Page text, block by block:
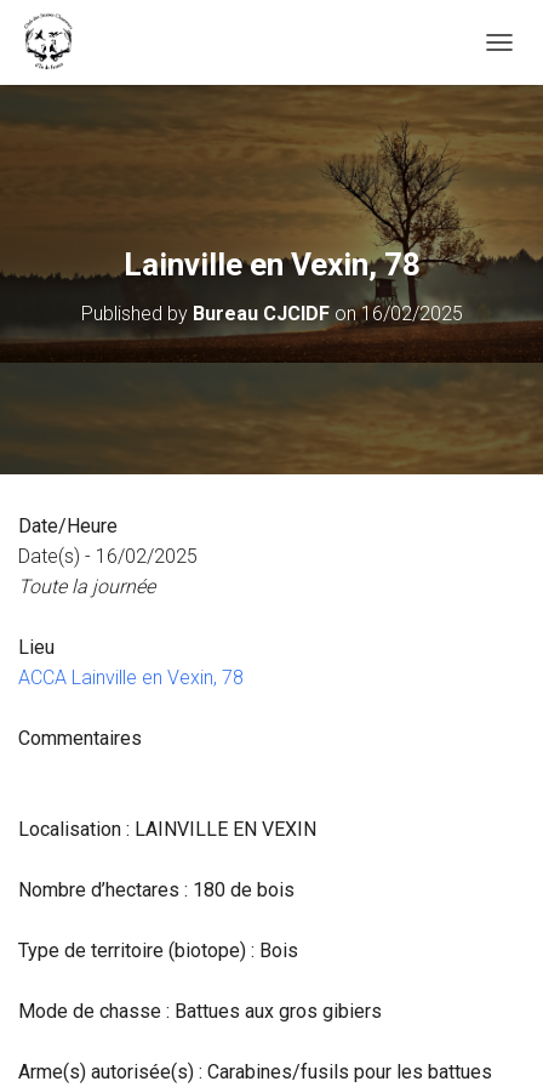
Lainville en Vexin, 78
Published by Bureau CJCIDFon16/02/2025
Date/Heure
Date(s) - 16/02/2025
Toute la journée
Lieu
ACCA Lainville en Vexin, 78
Commentaires
Localisation : LAINVILLE EN VEXIN
Nombre d’hectares : 180 de bois
Type de territoire (biotope) : Bois
Mode de chasse : Battues aux gros gibiers
Arme(s) autorisée(s) : Carabines/fusils pour les battues